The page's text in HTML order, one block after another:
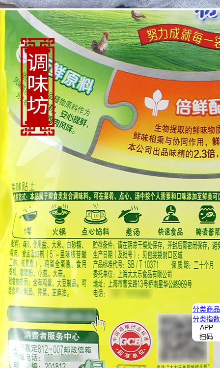
分类商品
分类指数
APP
扫码